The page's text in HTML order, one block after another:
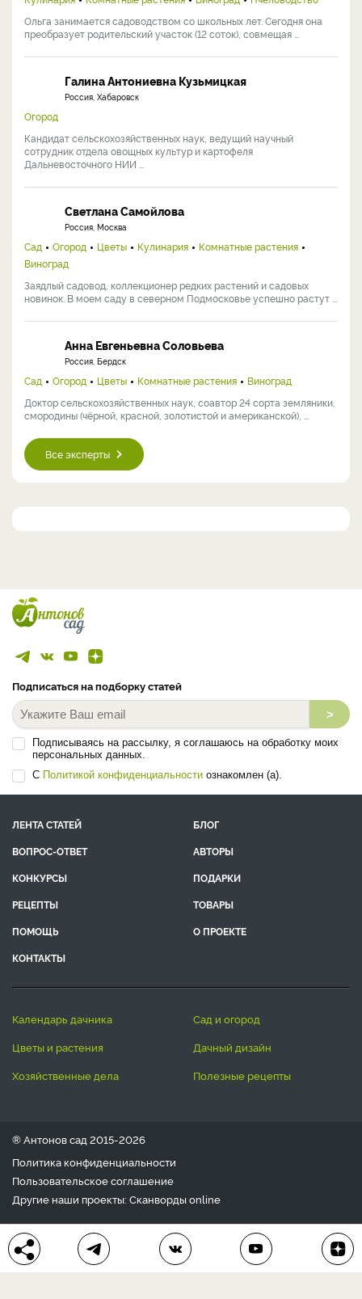
Ольга занимается садоводством со школьных лет. Сегодня она
преобразует родительский участок (12 соток), совмещая ...
Галина Антониевна Кузьмицкая
Россия, Хабаровск
Огород
Кандидат сельскохозяйственных наук, ведущий научный
сотрудник отдела овощных культур и картофеля
Дальневосточного НИИ ...
Светлана Самойлова
Россия, Москва
Сад Огород Цветы Кулинария
Комнатные растения
Виноград
Заядлый садовод, коллекционер редких растений и садовых
новинок. В моем саду в северном Подмосковье успешно растут ...
Анна Евгеньевна Соловьева
Россия, Бердск
Сад Огород Цветы Комнатные растения
Виноград
Доктор сельскохозяйственных наук, соавтор 24 сорта земляники,
смородины (чёрной, красной, золотистой и американской), ...
Все эксперты
Подписаться на подборку статей
>
Подписываясь на рассылку, я соглашаюсь на обработку моих
персональных данных.
С Политикой конфиденциальности ознакомлен (а).
ЛЕНТА СТАТЕЙ
БЛОГ
ВОПРОС-ОТВЕТ
АВТОРЫ
КОНКУРСЫ
ПОДАРКИ
РЕЦЕПТЫ
ТОВАРЫ
ПОМОЩЬ
О ПРОЕКТЕ
КОНТАКТЫ
календарь дачника
сад и огород
цветы и растения
дачный дизайн
хозяйственные дела
полезные рецепты
® Антонов сад 2015-2026
Политика конфиденциальности
Пользовательское соглашение
Другие наши проекты: Сканвордыonline
Любое использование материала допускается только с
письменного согласия редакции